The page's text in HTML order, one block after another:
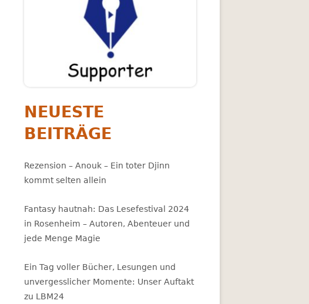
NEUESTE
BEITRÄGE
Rezension – Anouk – Ein toter Djinn
kommt selten allein
Fantasy hautnah: Das Lesefestival 2024
in Rosenheim – Autoren, Abenteuer und
jede Menge Magie
Ein Tag voller Bücher, Lesungen und
unvergesslicher Momente: Unser Auftakt
zu LBM24